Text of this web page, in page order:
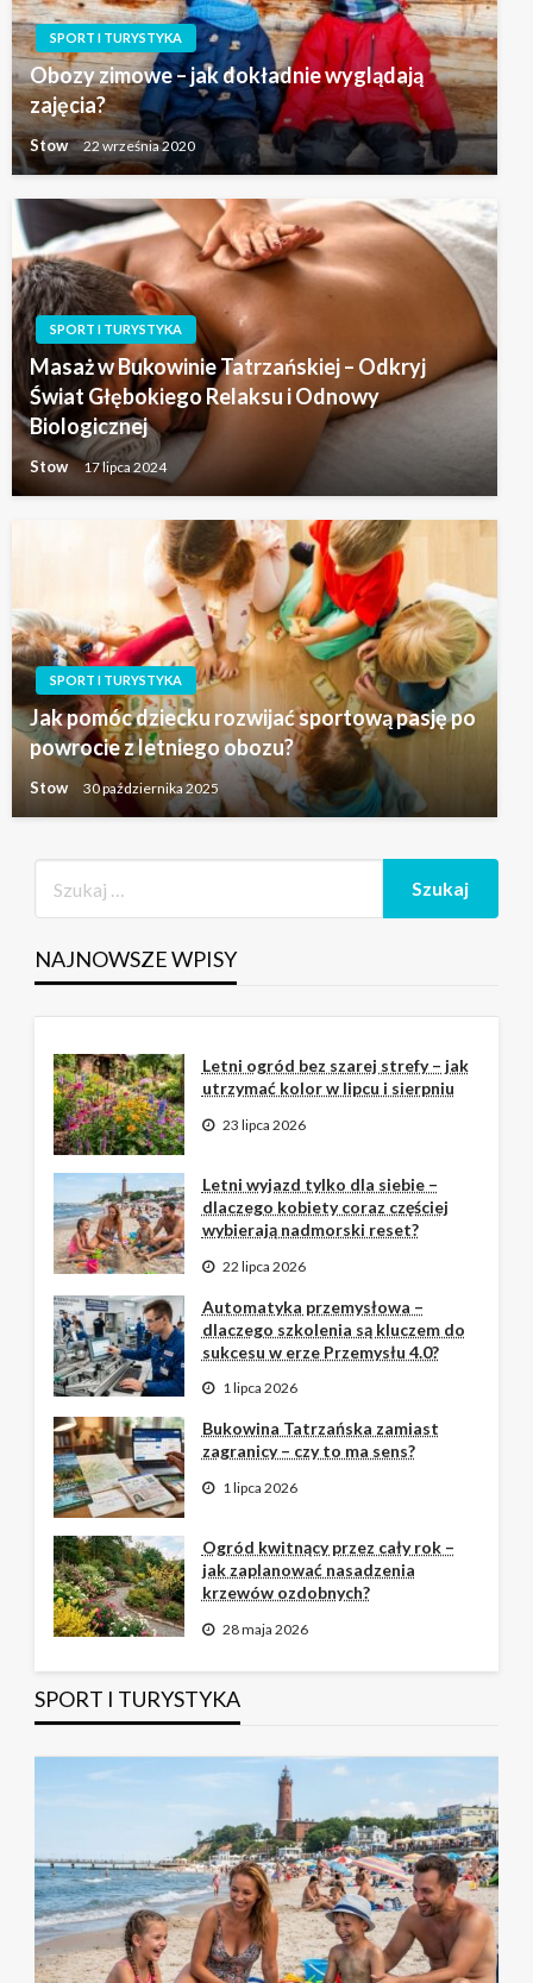
SPORT I TURYSTYKA
Obozy zimowe – jak dokładnie wyglądają
zajęcia?
Stow 22 września 2020
SPORT I TURYSTYKA
Masaż w Bukowinie Tatrzańskiej – Odkryj
Świat Głębokiego Relaksu i Odnowy
Biologicznej
Stow 17 lipca 2024
SPORT I TURYSTYKA
Jak pomóc dziecku rozwijać sportową pasję po
powrocie z letniego obozu?
Stow 30 października 2025
NAJNOWSZE WPISY
Letni ogród bez szarej strefy – jak
utrzymać kolor w lipcu i sierpniu
23 lipca 2026
Letni wyjazd tylko dla siebie –
dlaczego kobiety coraz częściej
wybierają nadmorski reset?
22 lipca 2026
Automatyka przemysłowa –
dlaczego szkolenia są kluczem do
sukcesu w erze Przemysłu 4.0?
1 lipca 2026
Bukowina Tatrzańska zamiast
zagranicy – czy to ma sens?
1 lipca 2026
Ogród kwitnący przez cały rok –
jak zaplanować nasadzenia
krzewów ozdobnych?
28 maja 2026
SPORT I TURYSTYKA